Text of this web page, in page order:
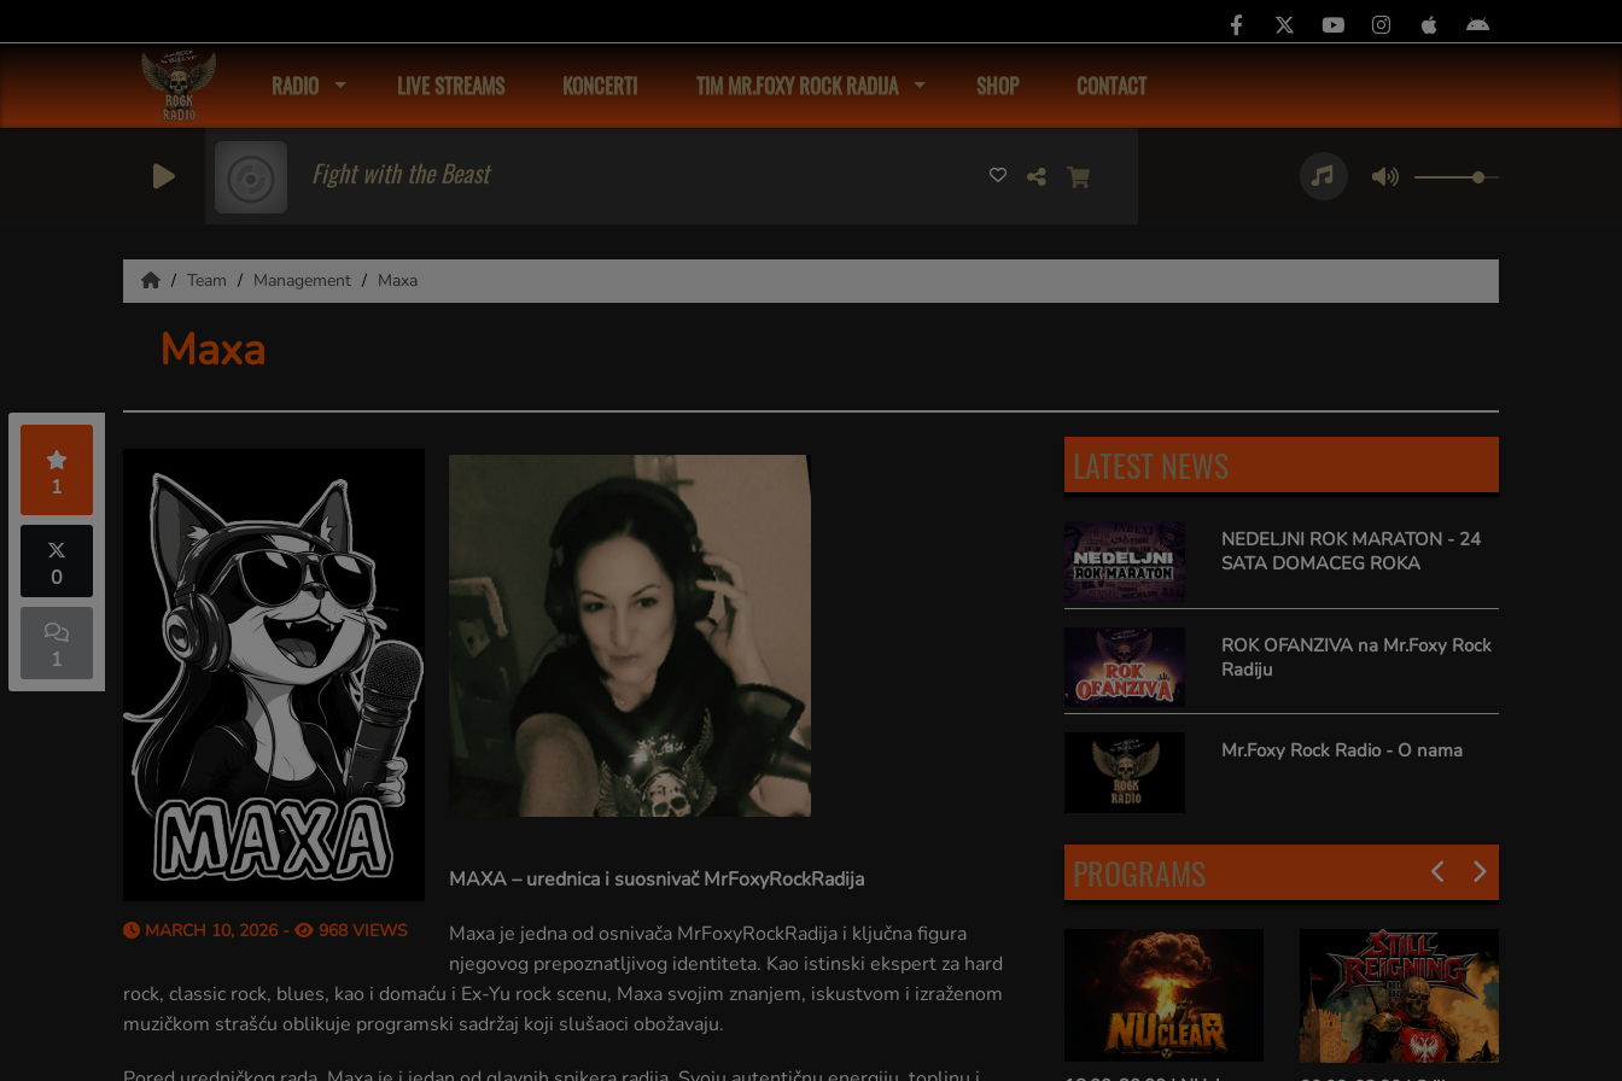
RADIO LIVE STREAMS KONCERTI TIM MR.FOXY ROCK RADIJA SHOP CONTACT
Fight with the Beast
Team Management Maxa
Maxa
1
0
1
MARCH 10, 2026 - 968 VIEWS
MAXA – urednica i suosnivač MrFoxyRockRadija
Maxa je jedna od osnivača MrFoxyRockRadija i ključna figura
njegovog prepoznatljivog identiteta. Kao istinski ekspert za hard
rock, classic rock, blues, kao i domaću i Ex-Yu rock scenu, Maxa svojim znanjem, iskustvom i izraženom
muzičkom strašću oblikuje programski sadržaj koji slušaoci obožavaju.
LATEST NEWS
NEDELJNI ROK MARATON - 24
SATA DOMACEG ROKA
ROK OFANZIVA na Mr.Foxy Rock
Radiju
Mr.Foxy Rock Radio - O nama
PROGRAMS